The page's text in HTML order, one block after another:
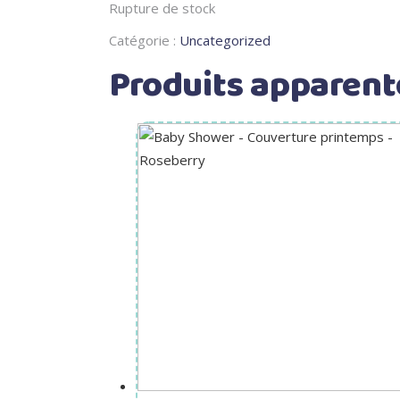
Rupture de stock
Catégorie : Uncategorized
Produits